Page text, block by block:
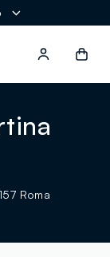
Roma